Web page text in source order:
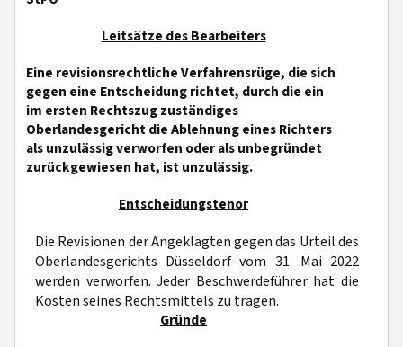
Leitsätze des Bearbeiters
Eine revisionsrechtliche Verfahrensrüge, die sich
gegen eine Entscheidung richtet, durch die ein
im ersten Rechtszug zuständiges
Oberlandesgericht die Ablehnung eines Richters
als unzulässig verworfen oder als unbegründet
zurückgewiesen hat, ist unzulässig.
Entscheidungstenor
Die Revisionen der Angeklagten gegen das Urteil des
Oberlandesgerichts Düsseldorf vom 31. Mai 2022
werden verworfen. Jeder Beschwerdeführer hat die
Kosten seines Rechtsmittels zu tragen.
Gründe